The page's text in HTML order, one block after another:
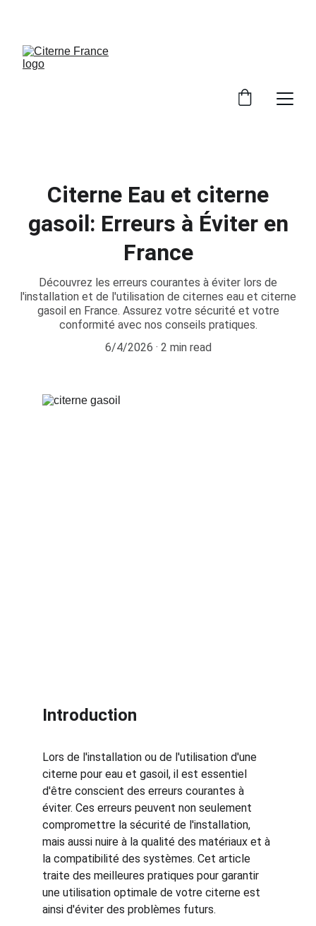
Citerne Eau et citerne
gasoil: Erreurs à Éviter en
France
Découvrez les erreurs courantes à éviter lors de
l'installation et de l'utilisation de citernes eau et citerne
gasoil en France. Assurez votre sécurité et votre
conformité avec nos conseils pratiques.
6/4/2026
2 min read
Introduction
Lors de l'installation ou de l'utilisation d'une
citerne pour eau et gasoil, il est essentiel
d'être conscient des erreurs courantes à
éviter. Ces erreurs peuvent non seulement
compromettre la sécurité de l'installation,
mais aussi nuire à la qualité des matériaux et à
la compatibilité des systèmes. Cet article
traite des meilleures pratiques pour garantir
une utilisation optimale de votre citerne est
ainsi d'éviter des problèmes futurs.